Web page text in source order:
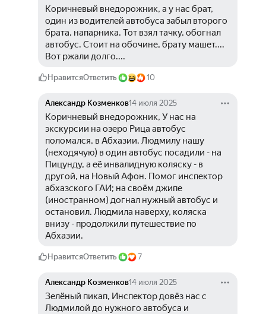
Коричневый внедорожник, а у нас брат,
один из водителей автобуса забыл второго
брата, напарника. Тот взял тачку, обогнал
автобус. Стоит на обочине, брату машет....
Вот ржали долго....
НравитсяОтветить 10
Александр Козменков14 июля 2025
Коричневый внедорожник, У нас на
экскурсии на озеро Рица автобус
поломался, в Абхазии. Людмилу нашу
(неходячую) в один автобус посадили - на
Пицунду, а её инвалидную коляску - в
другой, на Новый Афон. Помог инспектор
абхазского ГАИ; на своём джипе
(иностранном) догнал нужный автобус и
остановил. Людмила наверху, коляска
внизу - продолжили путешествие по
Абхазии.
НравитсяОтветить 7
Александр Козменков14 июля 2025
Зелёный пикап, Инспектор довёз нас с
Людмилой до нужного автобуса и